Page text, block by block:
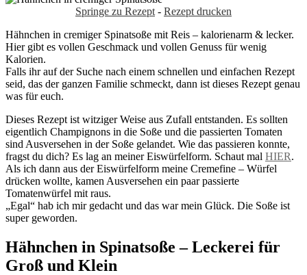
Springe zu Rezept - Rezept drucken
Hähnchen in cremiger Spinatsoße mit Reis – kalorienarm & lecker.
Hier gibt es vollen Geschmack und vollen Genuss für wenig
Kalorien.
Falls ihr auf der Suche nach einem schnellen und einfachen Rezept
seid, das der ganzen Familie schmeckt, dann ist dieses Rezept genau
was für euch.
Dieses Rezept ist witziger Weise aus Zufall entstanden. Es sollten
eigentlich Champignons in die Soße und die passierten Tomaten
sind Ausversehen in der Soße gelandet. Wie das passieren konnte,
fragst du dich? Es lag an meiner Eiswürfelform. Schaut mal HIER.
Als ich dann aus der Eiswürfelform meine Cremefine – Würfel
drücken wollte, kamen Ausversehen ein paar passierte
Tomatenwürfel mit raus.
„Egal“ hab ich mir gedacht und das war mein Glück. Die Soße ist
super geworden.
Hähnchen in Spinatsoße – Leckerei für
Groß und Klein